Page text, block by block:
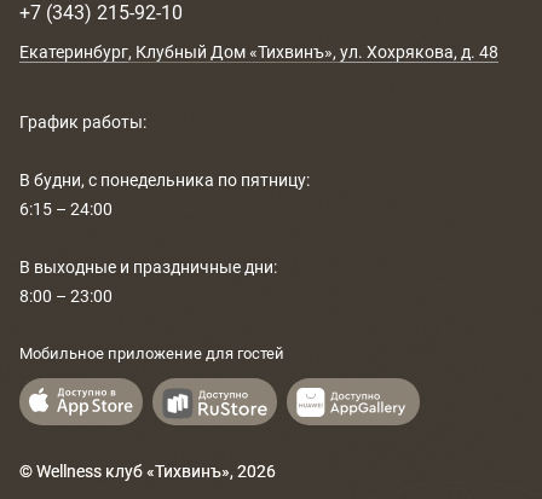
КОНТАКТЫ
ВЕЛНЕС-ПОДАРКИ
+7 (343) 215-92-10
Екатеринбург, Клубный Дом «Тихвинъ», ул. Хохрякова, д. 48
График работы:
В будни, с понедельника по пятницу:
6:15 – 24:00
В выходные и праздничные дни:
8:00 – 23:00
Мобильное приложение для гостей
© Wellness клуб «Тихвинъ», 2026